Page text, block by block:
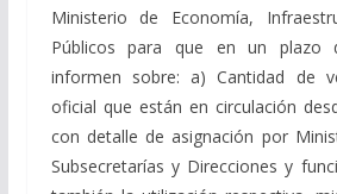
Ministerio de Economía,
Públicos para que en un plazo
informen sobre: a) Cantidad de
oficial que están en circulación
con detalle de asignación por
Subsecretarías y Direcciones y